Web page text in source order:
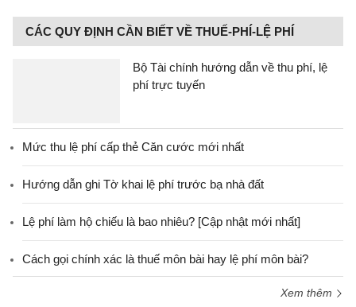
CÁC QUY ĐỊNH CẦN BIẾT VỀ THUẾ-PHÍ-LỆ PHÍ
Bộ Tài chính hướng dẫn về thu phí, lệ
phí trực tuyến
Mức thu lệ phí cấp thẻ Căn cước mới nhất
Hướng dẫn ghi Tờ khai lệ phí trước bạ nhà đất
Lệ phí làm hộ chiếu là bao nhiêu? [Cập nhật mới nhất]
Cách gọi chính xác là thuế môn bài hay lệ phí môn bài?
Xem thêm